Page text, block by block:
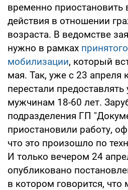
временно приостановить
действия в отношении
возраста. В ведомстве
нужно в рамках
мобилизации, который
мая. Так, уже с 23 апреля
перестали предоставлять
мужчинам 18-60 лет.
подразделения ГП
приостановили работу,
что это произошло по
И только вечером 24
опубликовано
в котором говорится,